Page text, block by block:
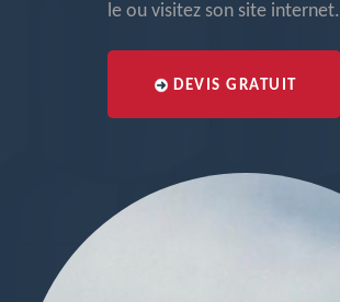
le ou visitez son site internet.
DEVIS GRATUIT